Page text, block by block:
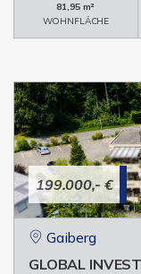
81,95 m²
WOHNFLÄCHE
199.000,- €
Gaiberg
GLOBAL